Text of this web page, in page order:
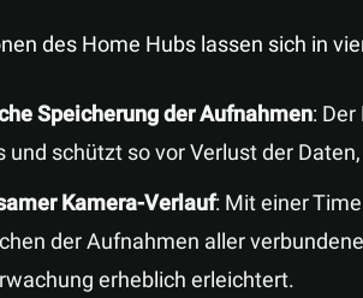
des Home Hubs lassen sich in
Speicherung der Aufnahmen:
und schützt so vor Verlust der
Kamera-Verlauf: Mit einer
der Aufnahmen aller
erheblich erleichtert.